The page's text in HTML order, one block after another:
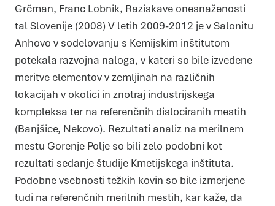
Grčman, Franc Lobnik, Raziskave onesnaženosti
tal Slovenije (2008) V letih 2009-2012 je v Salonitu
Anhovo v sodelovanju s Kemijskim inštitutom
potekala razvojna naloga, v kateri so bile izvedene
meritve elementov v zemljinah na različnih
lokacijah v okolici in znotraj industrijskega
kompleksa ter na referenčnih dislociranih mestih
(Banjšice, Nekovo). Rezultati analiz na merilnem
mestu Gorenje Polje so bili zelo podobni kot
rezultati sedanje študije Kmetijskega inštituta.
Podobne vsebnosti težkih kovin so bile izmerjene
tudi na referenčnih merilnih mestih, kar kaže, da